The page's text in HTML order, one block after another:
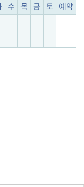
수 목 금 토 예약